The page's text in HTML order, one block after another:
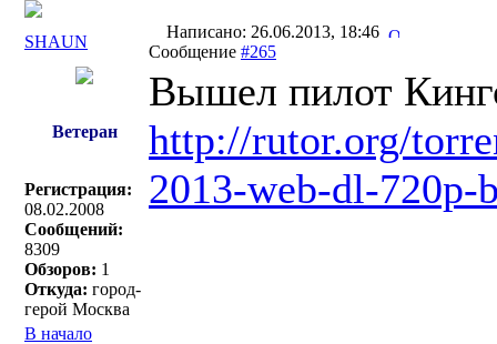
SHAUN
Написано: 26.06.2013, 18:46
Сообщение #265
Ветеран
Регистрация:
08.02.2008
Сообщений:
8309
Обзоров: 1
Откуда: город-
герой Москва
Вышел пилот
http://rutor.org/
2013-web-dl-720p-
В начало